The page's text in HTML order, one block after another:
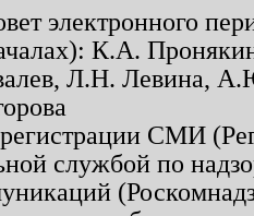
электронного
К.А.
Л.Н. Левина,
регистрации СМИ
службой по